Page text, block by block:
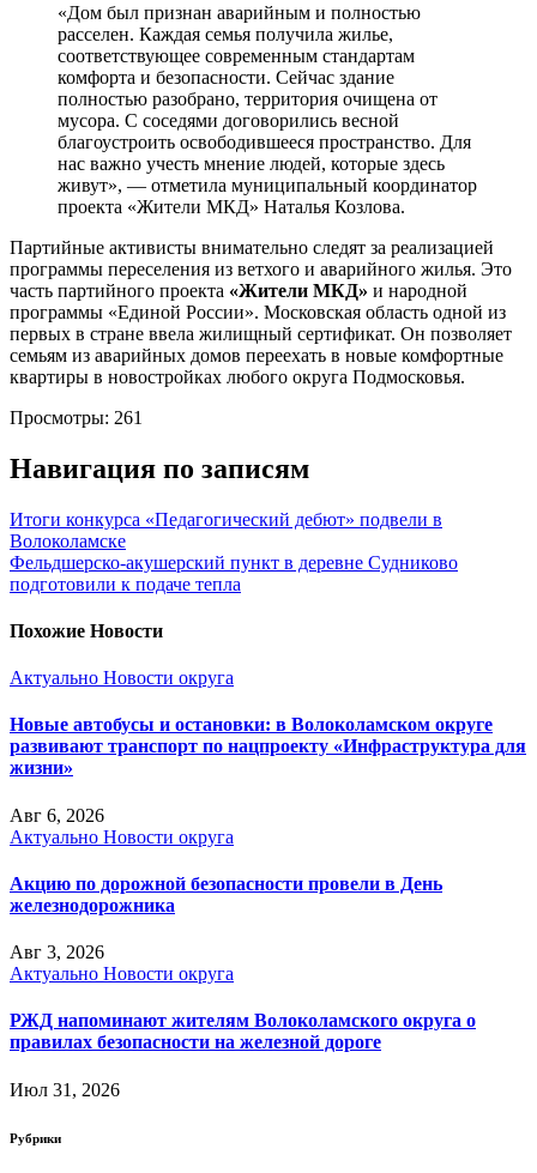
«Дом был признан аварийным и полностью
расселен. Каждая семья получила жилье,
соответствующее современным стандартам
комфорта и безопасности. Сейчас здание
полностью разобрано, территория очищена от
мусора. С соседями договорились весной
благоустроить освободившееся пространство. Для
нас важно учесть мнение людей, которые здесь
живут», — отметила муниципальный координатор
проекта «Жители МКД» Наталья Козлова.
Партийные активисты внимательно следят за реализацией
программы переселения из ветхого и аварийного жилья. Это
часть партийного проекта «Жители МКД» и народной
программы «Единой России». Московская область одной из
первых в стране ввела жилищный сертификат. Он позволяет
семьям из аварийных домов переехать в новые комфортные
квартиры в новостройках любого округа Подмосковья.
Просмотры: 261
Навигация по записям
Итоги конкурса «Педагогический дебют» подвели в
Волоколамске
Фельдшерско-акушерский пункт в деревне Судниково
подготовили к подаче тепла
Похожие Новости
Актуально Новости округа
Новые автобусы и остановки: в Волоколамском округе
развивают транспорт по нацпроекту «Инфраструктура для
жизни»
Авг 6, 2026
Актуально Новости округа
Акцию по дорожной безопасности провели в День
железнодорожника
Авг 3, 2026
Актуально Новости округа
РЖД напоминают жителям Волоколамского округа о
правилах безопасности на железной дороге
Июл 31, 2026
Рубрики